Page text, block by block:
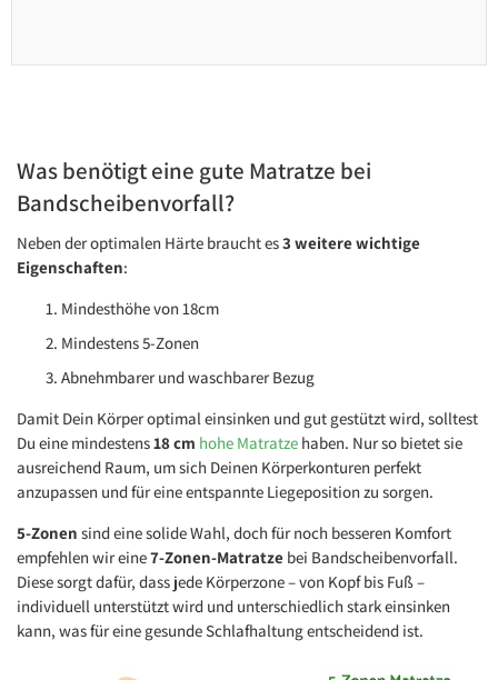
Was benötigt eine gute Matratze bei
Bandscheibenvorfall?
Neben der optimalen Härte braucht es3 weitere wichtige
Eigenschaften:
Mindesthöhe von 18cm
Mindestens 5-Zonen
Abnehmbarer und waschbarer Bezug
Damit Dein Körper optimal einsinken und gut gestützt wird, solltest
Du eine mindestens18 cm hohe Matratze haben. Nur so bietet sie
ausreichend Raum, um sich Deinen Körperkonturen perfekt
anzupassen und für eine entspannte Liegeposition zu sorgen.
5-Zonen sind eine solide Wahl, doch für noch besseren Komfort
empfehlen wir eine7-Zonen-Matratze bei Bandscheibenvorfall.
Diese sorgt dafür, dass jede Körperzone – von Kopf bis Fuß –
individuell unterstützt wird und unterschiedlich stark einsinken
kann, was für eine gesunde Schlafhaltung entscheidend ist.